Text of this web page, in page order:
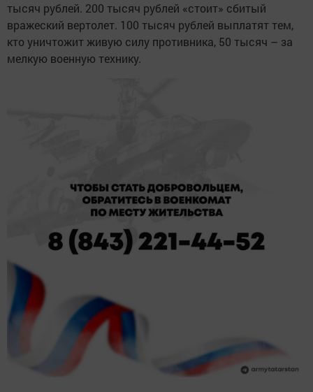
тысяч рублей. 200 тысяч рублей «стоит» сбитый
вражеский вертолет. 100 тысяч рублей выплатят тем,
кто уничтожит живую силу противника, 50 тысяч – за
мелкую военную технику.